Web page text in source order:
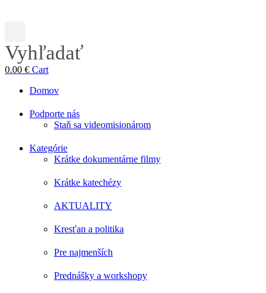
Vyhľadať
0.00 € Cart
Domov
Podporte nás
Staň sa videomisionárom
Kategórie
Krátke dokumentárne filmy
Krátke katechézy
AKTUALITY
Kresťan a politika
Pre najmenších
Prednášky a workshopy